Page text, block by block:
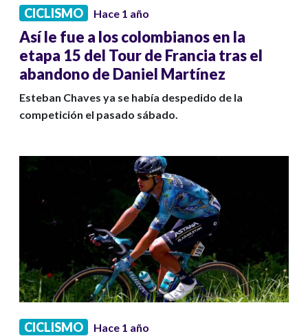
CICLISMO Hace 1 año
Así le fue a los colombianos en la
etapa 15 del Tour de Francia tras el
abandono de Daniel Martínez
Esteban Chaves ya se había despedido de la
competición el pasado sábado.
CICLISMO Hace 1 año